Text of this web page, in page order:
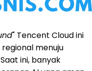
" Tencent Cloud ini
menuju
ini, banyak